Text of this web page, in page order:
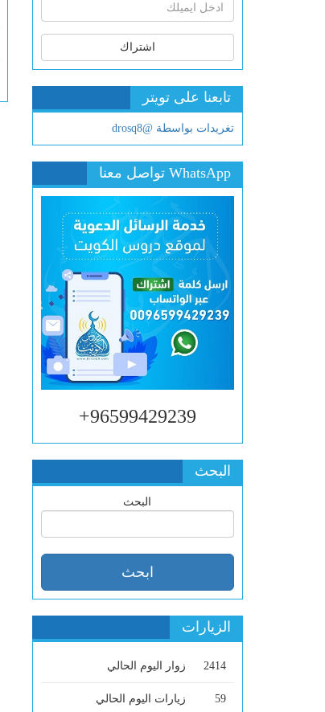
اشتراك
تابعنا على تويتر
تغريدات بواسطة @drosq8
WhatsApp تواصل معنا
96599429239+
البحث
البحث
الزيارات
2414 زوار اليوم الحالي
59 زيارات اليوم الحالي